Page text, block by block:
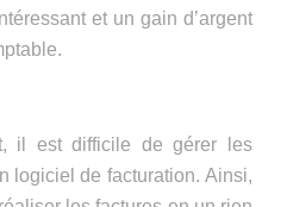
et un gain d’argent
il est difficile de gérer les
logiciel de facturation. Ainsi,